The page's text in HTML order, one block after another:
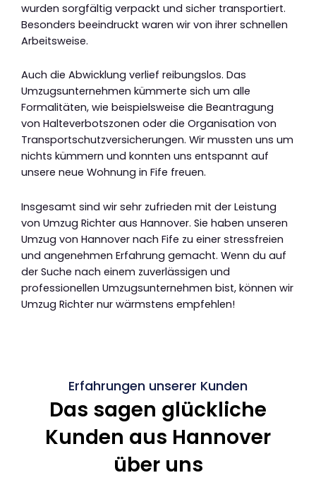
wurden sorgfältig verpackt und sicher transportiert.
Besonders beeindruckt waren wir von ihrer schnellen
Arbeitsweise.
Auch die Abwicklung verlief reibungslos. Das
Umzugsunternehmen kümmerte sich um alle
Formalitäten, wie beispielsweise die Beantragung
von Halteverbotszonen oder die Organisation von
Transportschutzversicherungen. Wir mussten uns um
nichts kümmern und konnten uns entspannt auf
unsere neue Wohnung in Fife freuen.
Insgesamt sind wir sehr zufrieden mit der Leistung
von Umzug Richter aus Hannover. Sie haben unseren
Umzug von Hannover nach Fife zu einer stressfreien
und angenehmen Erfahrung gemacht. Wenn du auf
der Suche nach einem zuverlässigen und
professionellen Umzugsunternehmen bist, können wir
Umzug Richter nur wärmstens empfehlen!
Erfahrungen unserer Kunden
Das sagen glückliche
Kunden aus Hannover
über uns